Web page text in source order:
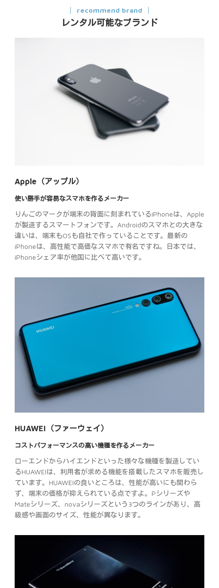
recommend brand
レンタル可能なブランド
Apple（アップル）
使い勝手が容易なスマホを作るメーカー
りんごのマークが端末の背面に刻まれているiPhoneは、Apple
が製造するスマートフォンです。Androidのスマホとの大きな
違いは、端末もOSも自社で作っていることです。最新の
iPhoneは、高性能で高価なスマホで有名ですね。日本では、
iPhoneシェア率が他国に比べて高いです。
HUAWEI（ファーウェイ）
コストパフォーマンスの高い機種を作るメーカー
ローエンドからハイエンドといった様々な機種を製造してい
るHUAWEIは、利用者が求める機能を搭載したスマホを販売し
ています。HUAWEIの良いところは、性能が高いにも関わら
ず、端末の価格が抑えられている点ですよ。Pシリーズや
Mateシリーズ、novaシリーズという3つのラインがあり、高
級感や画面のサイズ、性能が異なります。